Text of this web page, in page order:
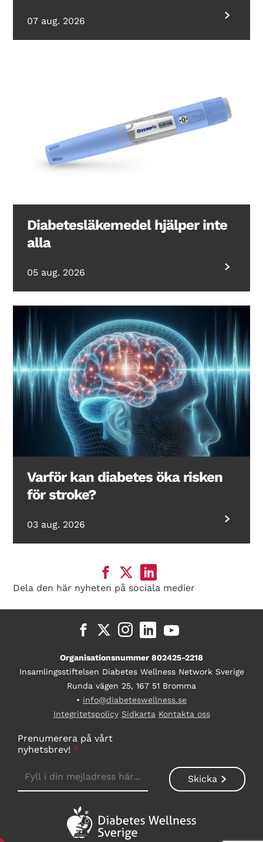
07 aug. 2026
Diabetesläkemedel hjälper inte
alla
05 aug. 2026
Varför kan diabetes öka risken
för stroke?
03 aug. 2026
Dela den här nyheten på sociala medier
Organisationsnummer 802425-2218
Insamlingsstiftelsen Diabetes Wellness Network Sverige
Runda vägen 25, 167 51 Bromma
• info@diabeteswellness.se
Integritetspolicy Sidkarta Kontakta oss
Prenumerera på vårt
nyhetsbrev! *